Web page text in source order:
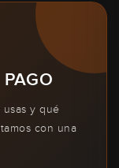
y qué
con una